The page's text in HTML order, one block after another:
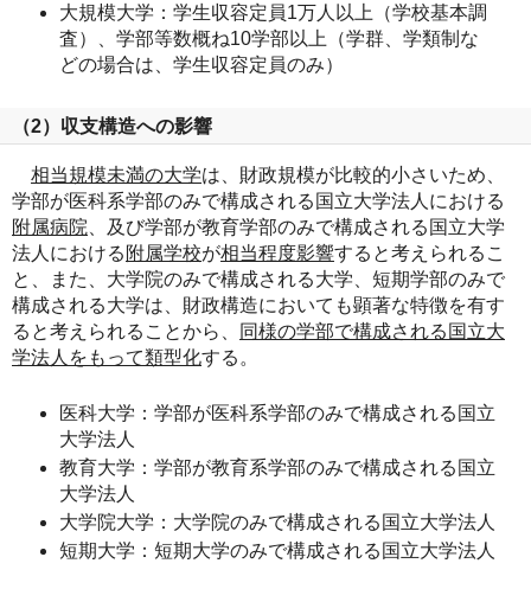
大規模大学：学生収容定員1万人以上（学校基本調
査）、学部等数概ね10学部以上（学群、学類制な
どの場合は、学生収容定員のみ）
（2）収支構造への影響
相当規模未満の大学は、財政規模が比較的小さいため、
学部が医科系学部のみで構成される国立大学法人における
附属病院 、及び学部が教育学部のみで構成される国立大学
法人における 附属学校が相当程度影響すると考えられるこ
と、また、大学院のみで構成される大学、短期学部のみで
構成される大学は、財政構造においても顕著な特徴を有す
ると考えられることから、
同様の学部で構成される国立大
学法人をもって類型化する。
医科大学：学部が医科系学部のみで構成される国立
大学法人
教育大学：学部が教育系学部のみで構成される国立
大学法人
大学院大学：大学院のみで構成される国立大学法人
短期大学：短期大学のみで構成される国立大学法人